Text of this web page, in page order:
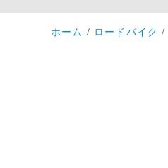
ホーム ロードバイク